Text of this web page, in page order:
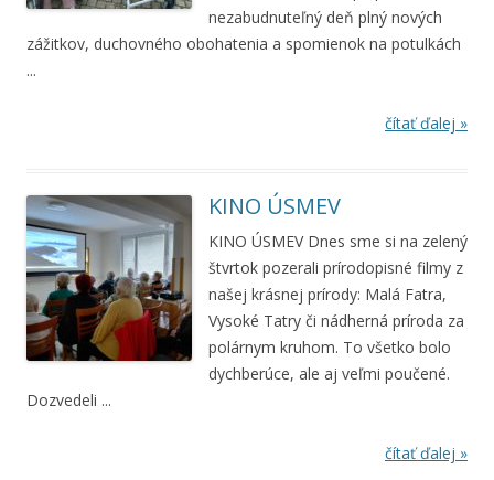
nezabudnuteľný deň plný nových
zážitkov, duchovného obohatenia a spomienok na potulkách
...
čítať ďalej »
KINO ÚSMEV
KINO ÚSMEV Dnes sme si na zelený
štvrtok pozerali prírodopisné filmy z
našej krásnej prírody: Malá Fatra,
Vysoké Tatry či nádherná príroda za
polárnym kruhom. To všetko bolo
dychberúce, ale aj veľmi poučené.
Dozvedeli ...
čítať ďalej »